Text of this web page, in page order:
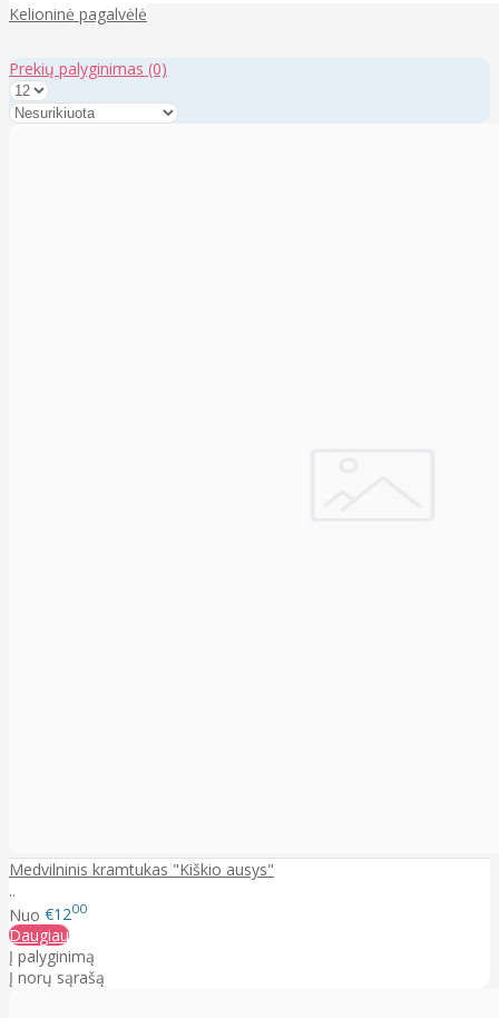
Kelioninė pagalvėlė
Prekių palyginimas (0)
Medvilninis kramtukas "Kiškio ausys"
..
Nuo €1200
Daugiau
Į palyginimą
Į norų sąrašą